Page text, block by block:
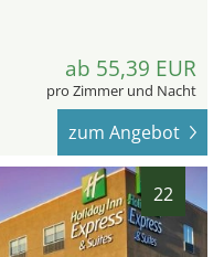
ab 55,39 EUR
pro Zimmer und Nacht
zum Angebot
22